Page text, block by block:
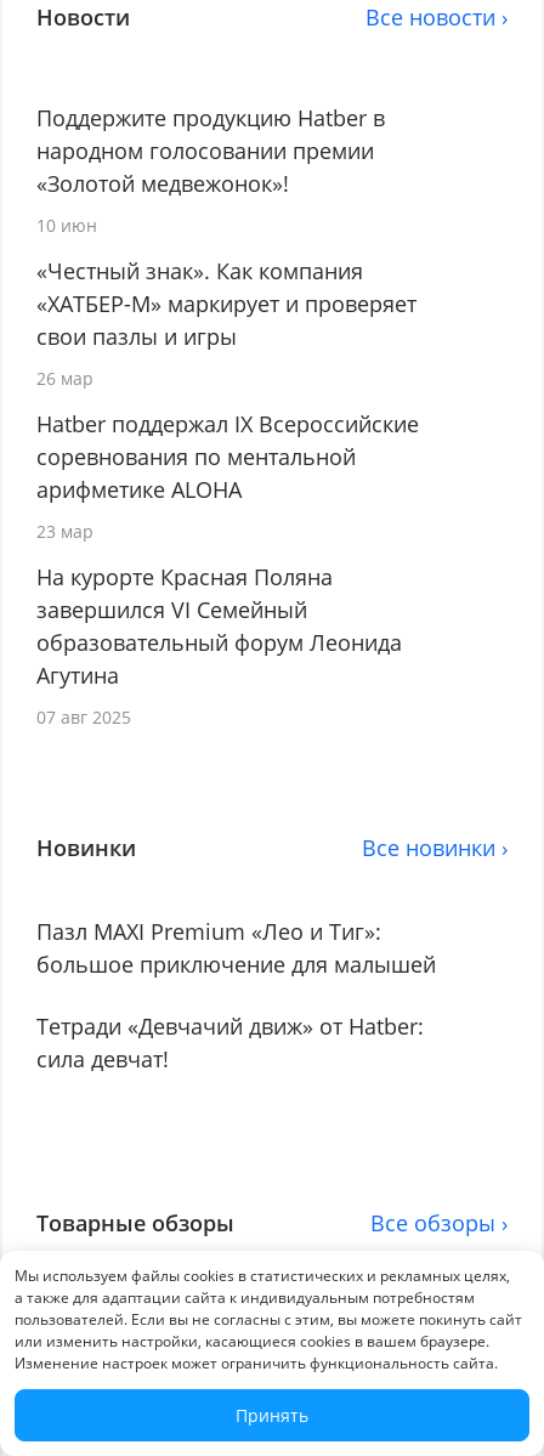
Новости Все новости ›
Поддержите продукцию Hatber в
народном голосовании премии
«Золотой медвежонок»!
10 июн
«Честный знак». Как компания
«ХАТБЕР-М» маркирует и проверяет
свои пазлы и игры
26 мар
Hatber поддержал IX Всероссийские
соревнования по ментальной
арифметике ALOHA
23 мар
На курорте Красная Поляна
завершился VI Семейный
образовательный форум Леонида
Агутина
07 авг 2025
Новинки Все новинки ›
Пазл MAXI Premium «Лео и Тиг»:
большое приключение для малышей
Тетради «Девчачий движ» от Hatber:
сила девчат!
Товарные обзоры Все обзоры ›
Дизайнерская коллекция NEWtone
PASTEL от Hatber: закон всемирного
тяготения… к нежному цвету
780
Мы используем файлы cookies в статистических и рекламных целях,
а также для адаптации сайта к индивидуальным потребностям
пользователей. Если вы не согласны с этим, вы можете покинуть сайт
или изменить настройки, касающиеся cookies в вашем браузере.
Изменение настроек может ограничить функциональность сайта.
Принять